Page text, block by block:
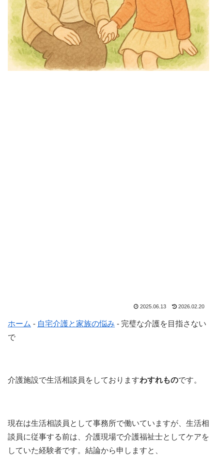
2025.06.13 2026.02.20
ホーム - 自宅介護と家族の悩み - 完璧な介護を目指さない
で
介護施設で生活相談員をしておりますわすれものです。
現在は生活相談員として事務所で働いていますが、生活相
談員に従事する前は、介護現場で介護福祉士としてケアを
していた経験者です。結論から申しますと、